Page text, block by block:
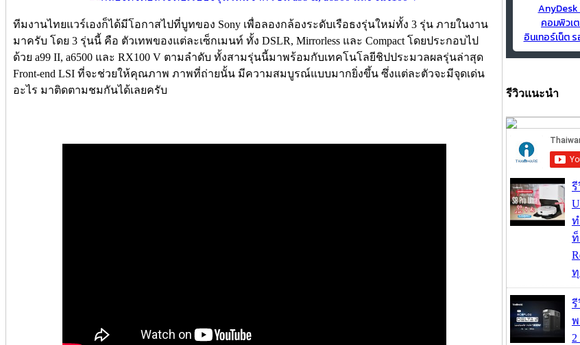
ทีมงานไทยแวร์เองก็ได้มีโอกาสไปที่บูทของ Sony เพื่อลองกล้องระดับเรือธงรุ่นใหม่ทั้ง 3 รุ่น ภายในงาน
มาครับ โดย 3 รุ่นนี้ คือ ตัวเทพของแต่ละเซ็กเมนท์ ทั้ง DSLR, Mirrorless และ Compact โดยประกอบไป
ด้วย a99 II, a6500 และ RX100 V ตามลำดับ ทั้งสามรุ่นนี้มาพร้อมกับเทคโนโลยีชิปประมวลผลรุ่นล่าสุด
Front-end LSI ที่จะช่วยให้คุณภาพ ภาพที่ถ่ายนั้น มีความสมบูรณ์แบบมากยิ่งขึ้น ซึ่งแต่ละตัวจะมีจุดเด่น
อะไร มาติดตามชมกันได้เลยครับ
คอมพิวเ
อินเทอร์เน็ต
รีวิวแนะนำ
รี
ทุ
รี
พ